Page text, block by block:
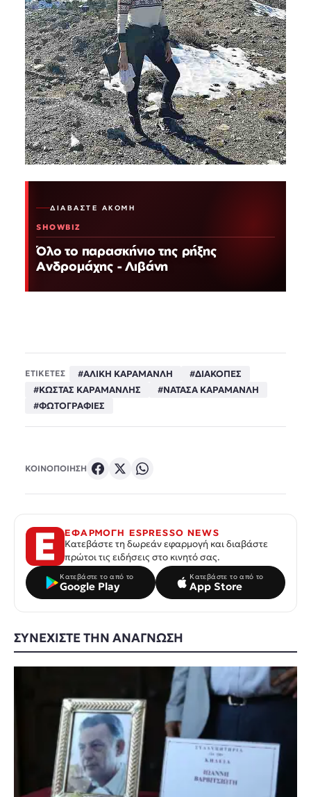
ΔΙΑΒΆΣΤΕ ΑΚΌΜΗ
SHOWBIZ
Όλο το παρασκήνιο της ρήξης
Ανδρομάχης - Λιβάνη
ΕΤΙΚΕΤΕΣ #ΑΛΙΚΗ ΚΑΡΑΜΑΝΛΗ
#ΔΙΑΚΟΠΕΣ
#ΚΩΣΤΑΣ ΚΑΡΑΜΑΝΛΗΣ
#ΝΑΤΑΣΑ ΚΑΡΑΜΑΝΛΗ
#ΦΩΤΟΓΡΑΦΙΕΣ
ΚΟΙΝΟΠΟΙΗΣΗ
ΕΦΑΡΜΟΓΗ ESPRESSO NEWS
Κατεβάστε τη δωρεάν εφαρμογή και διαβάστε
πρώτοι τις ειδήσεις στο κινητό σας.
Κατεβάστε το από το
Google Play
Κατεβάστε το από το
App Store
ΣΥΝΕΧΙΣΤΕ ΤΗΝ ΑΝΑΓΝΩΣΗ